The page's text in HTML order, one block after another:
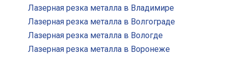
Лазерная резка металла в Владимире
Лазерная резка металла в Волгограде
Лазерная резка металла в Вологде
Лазерная резка металла в Воронеже